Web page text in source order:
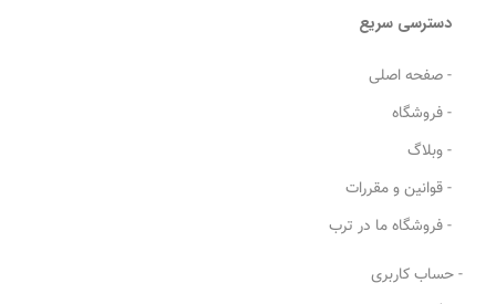
دسترسی سریع
- صفحه اصلی
- فروشگاه
- وبلاگ
- قوانین و مقررات
- فروشگاه ما در ترب
- حساب کاربری